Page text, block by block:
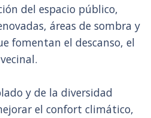
del espacio público,
áreas de sombra y
fomentan el descanso, el
y de la diversidad
el confort climático,